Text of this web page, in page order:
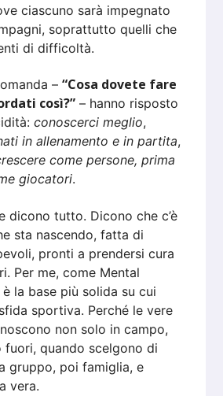
ciascuno sarà impegnato
soprattutto quelli che
di difficoltà.
–“Cosa dovete fare
così?” – hanno risposto
conoscerci meglio,
in allenamento e in partita,
come persone, prima
giocatori.
dicono tutto. Dicono che c’è
sta nascendo, fatta di
pronti a prendersi cura
Per me, come Mental
la base più solida su cui
sportiva. Perché le vere
non solo in campo,
quando scelgono di
gruppo, poi famiglia, e
vera.